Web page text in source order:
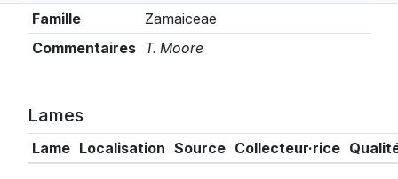
Famille
Zamaiceae
Commentaires T. Moore
Lames
Lame Localisation Source Collecteur·rice